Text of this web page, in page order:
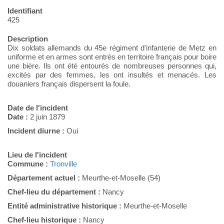
Identifiant
425
Description
Dix soldats allemands du 45e régiment d'infanterie de Metz en
uniforme et en armes sont entrés en territoire français pour boire
une bière. Ils ont été entourés de nombreuses personnes qui,
excités par des femmes, les ont insultés et menacés. Les
douaniers français dispersent la foule.
Date de l'incident
Date : 2 juin 1879
Incident diurne : Oui
Lieu de l'incident
Commune : Tronville
Département actuel : Meurthe-et-Moselle (54)
Chef-lieu du département : Nancy
Entité administrative historique : Meurthe-et-Moselle
Chef-lieu historique : Nancy